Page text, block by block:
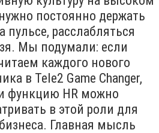
постоянно держать
пульсе, расслабляться
Мы подумали: если
каждого нового
в Tele2 Game Changer,
функцию HR можно
в этой роли для
Главная мысль